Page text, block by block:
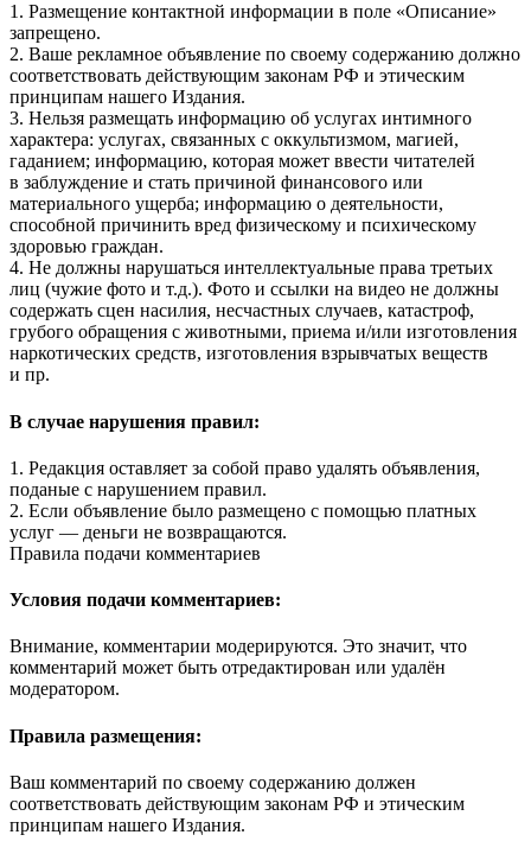
1. Размещение контактной информации в поле «Описание»
запрещено.
2. Ваше рекламное объявление по своему содержанию должно
соответствовать действующим законам РФ и этическим
принципам нашего Издания.
3. Нельзя размещать информацию об услугах интимного
характера: услугах, связанных с оккультизмом, магией,
гаданием; информацию, которая может ввести читателей
в заблуждение и стать причиной финансового или
материального ущерба; информацию о деятельности,
способной причинить вред физическому и психическому
здоровью граждан.
4. Не должны нарушаться интеллектуальные права третьих
лиц (чужие фото и т.д.). Фото и ссылки на видео не должны
содержать сцен насилия, несчастных случаев, катастроф,
грубого обращения с животными, приема и/или изготовления
наркотических средств, изготовления взрывчатых веществ
и пр.
В случае нарушения правил:
1. Редакция оставляет за собой право удалять объявления,
поданые с нарушением правил.
2. Если объявление было размещено с помощью платных
услуг — деньги не возвращаются.
Правила подачи комментариев
Условия подачи комментариев:
Внимание, комментарии модерируются. Это значит, что
комментарий может быть отредактирован или удалён
модератором.
Правила размещения:
Ваш комментарий по своему содержанию должен
соответствовать действующим законам РФ и этическим
принципам нашего Издания.